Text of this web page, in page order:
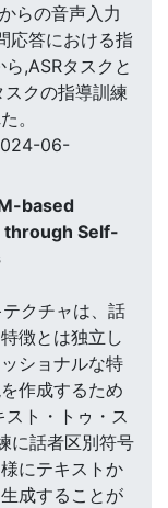
らの音声入力
応答における指
,ASRタスクと
クの指導訓練
。
06-
based
through Self-
クチャは、話
徴とは独立し
ショナルな特
作成するため
ト・トゥ・ス
に話者区別符号
にテキストか
成することが